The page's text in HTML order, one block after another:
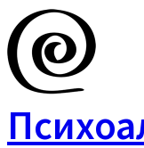
Skip
to
content